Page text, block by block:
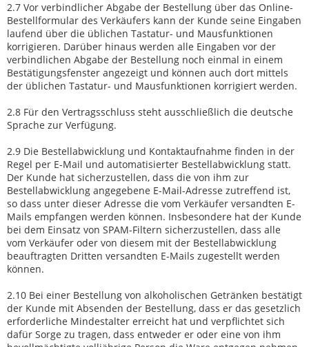
2.7 Vor verbindlicher Abgabe der Bestellung über das Online-
Bestellformular des Verkäufers kann der Kunde seine Eingaben
laufend über die üblichen Tastatur- und Mausfunktionen
korrigieren. Darüber hinaus werden alle Eingaben vor der
verbindlichen Abgabe der Bestellung noch einmal in einem
Bestätigungsfenster angezeigt und können auch dort mittels
der üblichen Tastatur- und Mausfunktionen korrigiert werden.
2.8 Für den Vertragsschluss steht ausschließlich die deutsche
Sprache zur Verfügung.
2.9 Die Bestellabwicklung und Kontaktaufnahme finden in der
Regel per E-Mail und automatisierter Bestellabwicklung statt.
Der Kunde hat sicherzustellen, dass die von ihm zur
Bestellabwicklung angegebene E-Mail-Adresse zutreffend ist,
so dass unter dieser Adresse die vom Verkäufer versandten E-
Mails empfangen werden können. Insbesondere hat der Kunde
bei dem Einsatz von SPAM-Filtern sicherzustellen, dass alle
vom Verkäufer oder von diesem mit der Bestellabwicklung
beauftragten Dritten versandten E-Mails zugestellt werden
können.
2.10 Bei einer Bestellung von alkoholischen Getränken bestätigt
der Kunde mit Absenden der Bestellung, dass er das gesetzlich
erforderliche Mindestalter erreicht hat und verpflichtet sich
dafür Sorge zu tragen, dass entweder er oder eine von ihm